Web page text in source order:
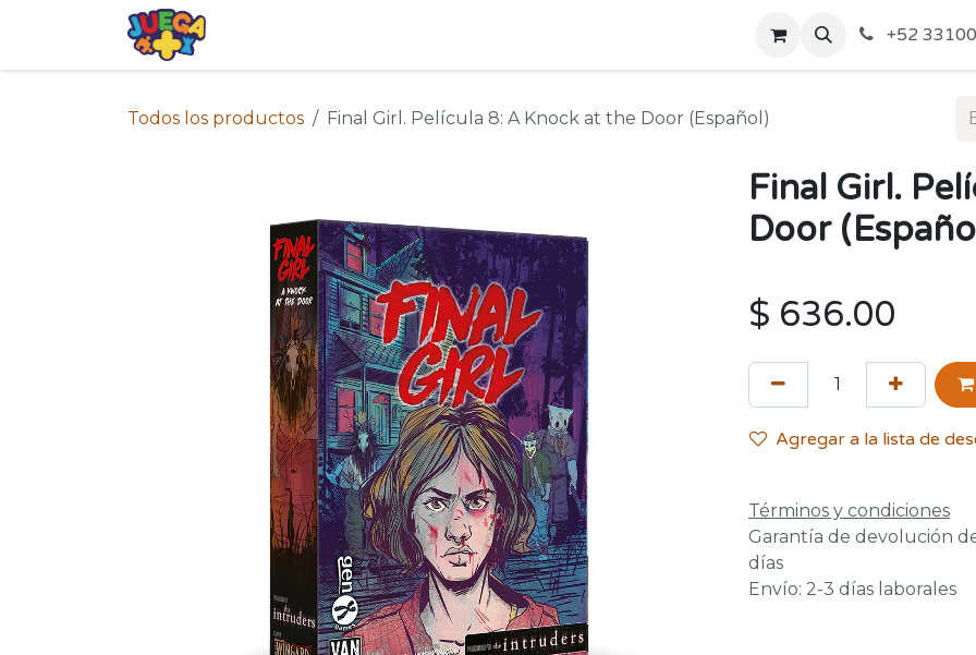
Acerca de Nosotros Politicas de Envío y
+52
Todos los productos Final Girl. Película 8: A Knock at the Door (Español)
Final Girl.
Door
$ 636.00
Agregar a la lista de
Términos y condiciones
Garantía de devolución
días
Envío: 2-3 días laborales